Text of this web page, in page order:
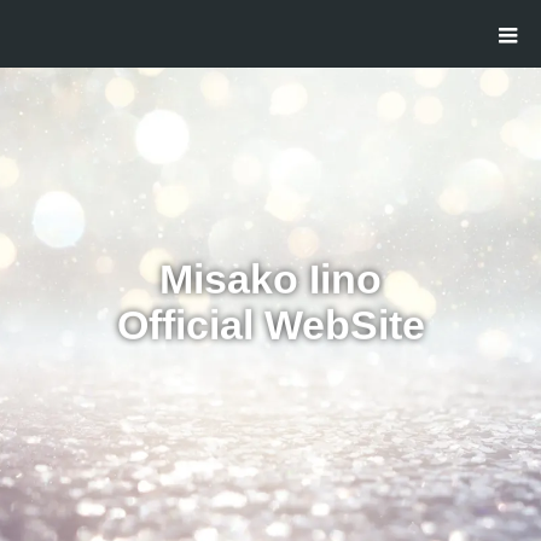
Misako Iino
Official WebSite